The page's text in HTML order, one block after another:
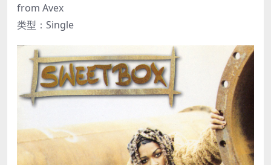
from Avex
类型：Single